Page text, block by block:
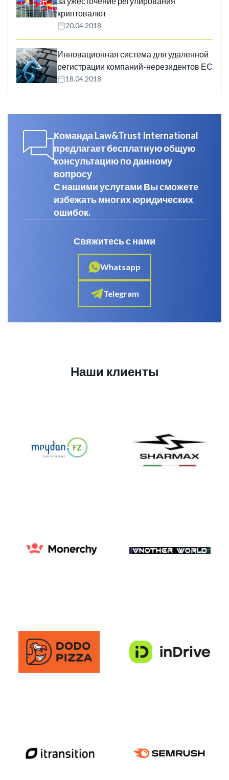
криптовалют
20.04.2018
Инновационная система для удаленной
регистрации компаний-нерезидентов ЕС
18.04.2018
Команда Law&Trust International
предлагает бесплатную общую
консультацию по данному
вопросу
С нашими услугами Вы сможете
избежать многих юридических
ошибок.
Свяжитесь с нами
Whatsapp
Telegram
Наши клиенты